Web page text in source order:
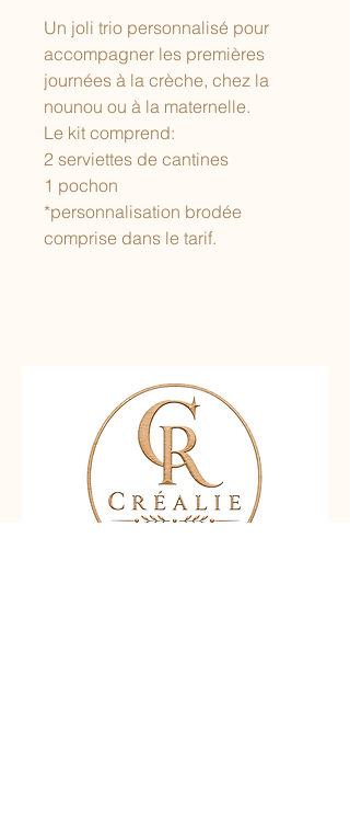
Un joli trio personnalisé pour
accompagner les premières
journées à la crèche, chez la
nounou ou à la maternelle.
Le kit comprend:
2 serviettes de cantines
1 pochon
*personnalisation brodée
comprise dans le tarif.